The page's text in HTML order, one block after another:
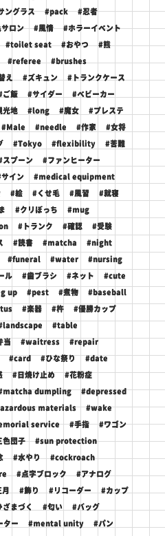
ングラス #pack #忍者
ロン #風情 #ホラーイベント
#toilet seat #おやつ #熊
#referee #brushes
え #ズキュン #トランクケース
ご飯 #サイダー #ベビーカー
光地 #long #魔女 #プレステ
#Male #needle #作家 #女将
#Tokyo #flexibility #苦難
スプーン #ファンヒーター
イン #medical equipment
#絵 #くせ毛 #風習 #就寝
#クリぼっち #mug
#トランク #確認 #受験
#読書 #matcha #night
#funeral #water #nursing
ル #歯ブラシ #ネット #cute
up #pest #煮物 #baseball
#楽器 #杵 #優勝カップ
#table
当 #waitress #repair
#card #ひな祭り #date
#日焼け止め #花粉症
dumpling #depressed
materials #wake
service #手指 #ワゴン
色団子 #sun protection
#水やり #cockroach
#点字ブロック #アナログ
#飾り #リコーダー #カップ
ざまづく #匂い #バッグ
ター #mental unity #パン